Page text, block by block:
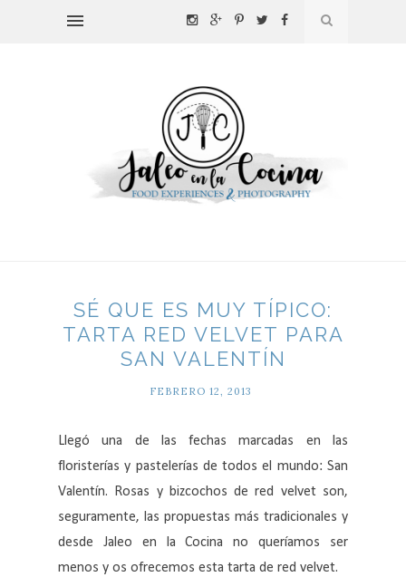
SÉ QUE ES MUY TÍPICO:
TARTA RED VELVET PARA
SAN VALENTÍN
FEBRERO 12, 2013
Llegó una de las fechas marcadas en las
floristerías y pastelerías de todos el mundo: San
Valentín. Rosas y bizcochos de red velvet son,
seguramente, las propuestas más tradicionales y
desde Jaleo en la Cocina no queríamos ser
menos y os ofrecemos esta tarta de red velvet.